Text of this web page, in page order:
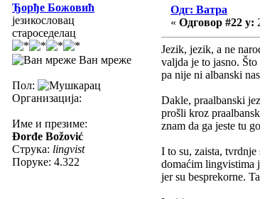
Ђорђе Божовић
језикословац
староседелац
Ван мреже
Пол:
Организација:
Име и презиме:
Đorđe Božović
Струка: lingvist
Поруке: 4.322
Одг: Ватра
« Одговор #22 у:
Jezik, jezik, a ne
valjda je to jasno.
pa nije ni albanski
Dakle, praalbanski
prošli kroz
znam da ga jeste tu
I to su, zaista,
domaćim lingvistima
jer su besprekorne.